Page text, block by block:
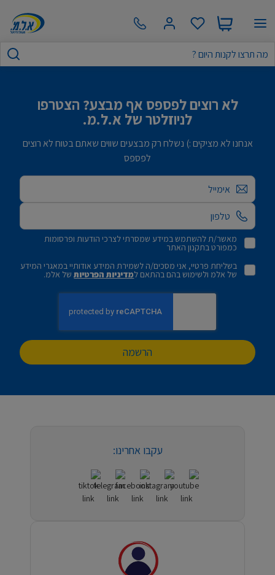
לא רוצים לפספס אף מבצע? הצטרפו
לניוזלטר של א.ל.מ.
אנחנו לא מציקים :) נשלח רק מבצעים שווים שאתם בטוח לא רוצים
לפספס
אימייל
מאשר/ת להשתמש במידע שמסרתי לצרכי הודעות ופרסומות
כמפורט בתקנון האתר
בשליחת פרטיי, אני מסכים/ה לשמירת המידע אודותיי במאגרי המידע
של אלמ ולשימוש בהם בהתאם למדיניות הפרטיותשל אלמ.
הרשמה
עקבו אחרינו: